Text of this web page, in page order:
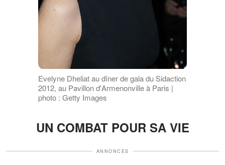
Evelyne Dheliat au dîner de gala du Sidaction
2012, au Pavillon d'Armenonville à Paris |
photo : Getty Images
UN COMBAT POUR SA VIE
ANNONCES